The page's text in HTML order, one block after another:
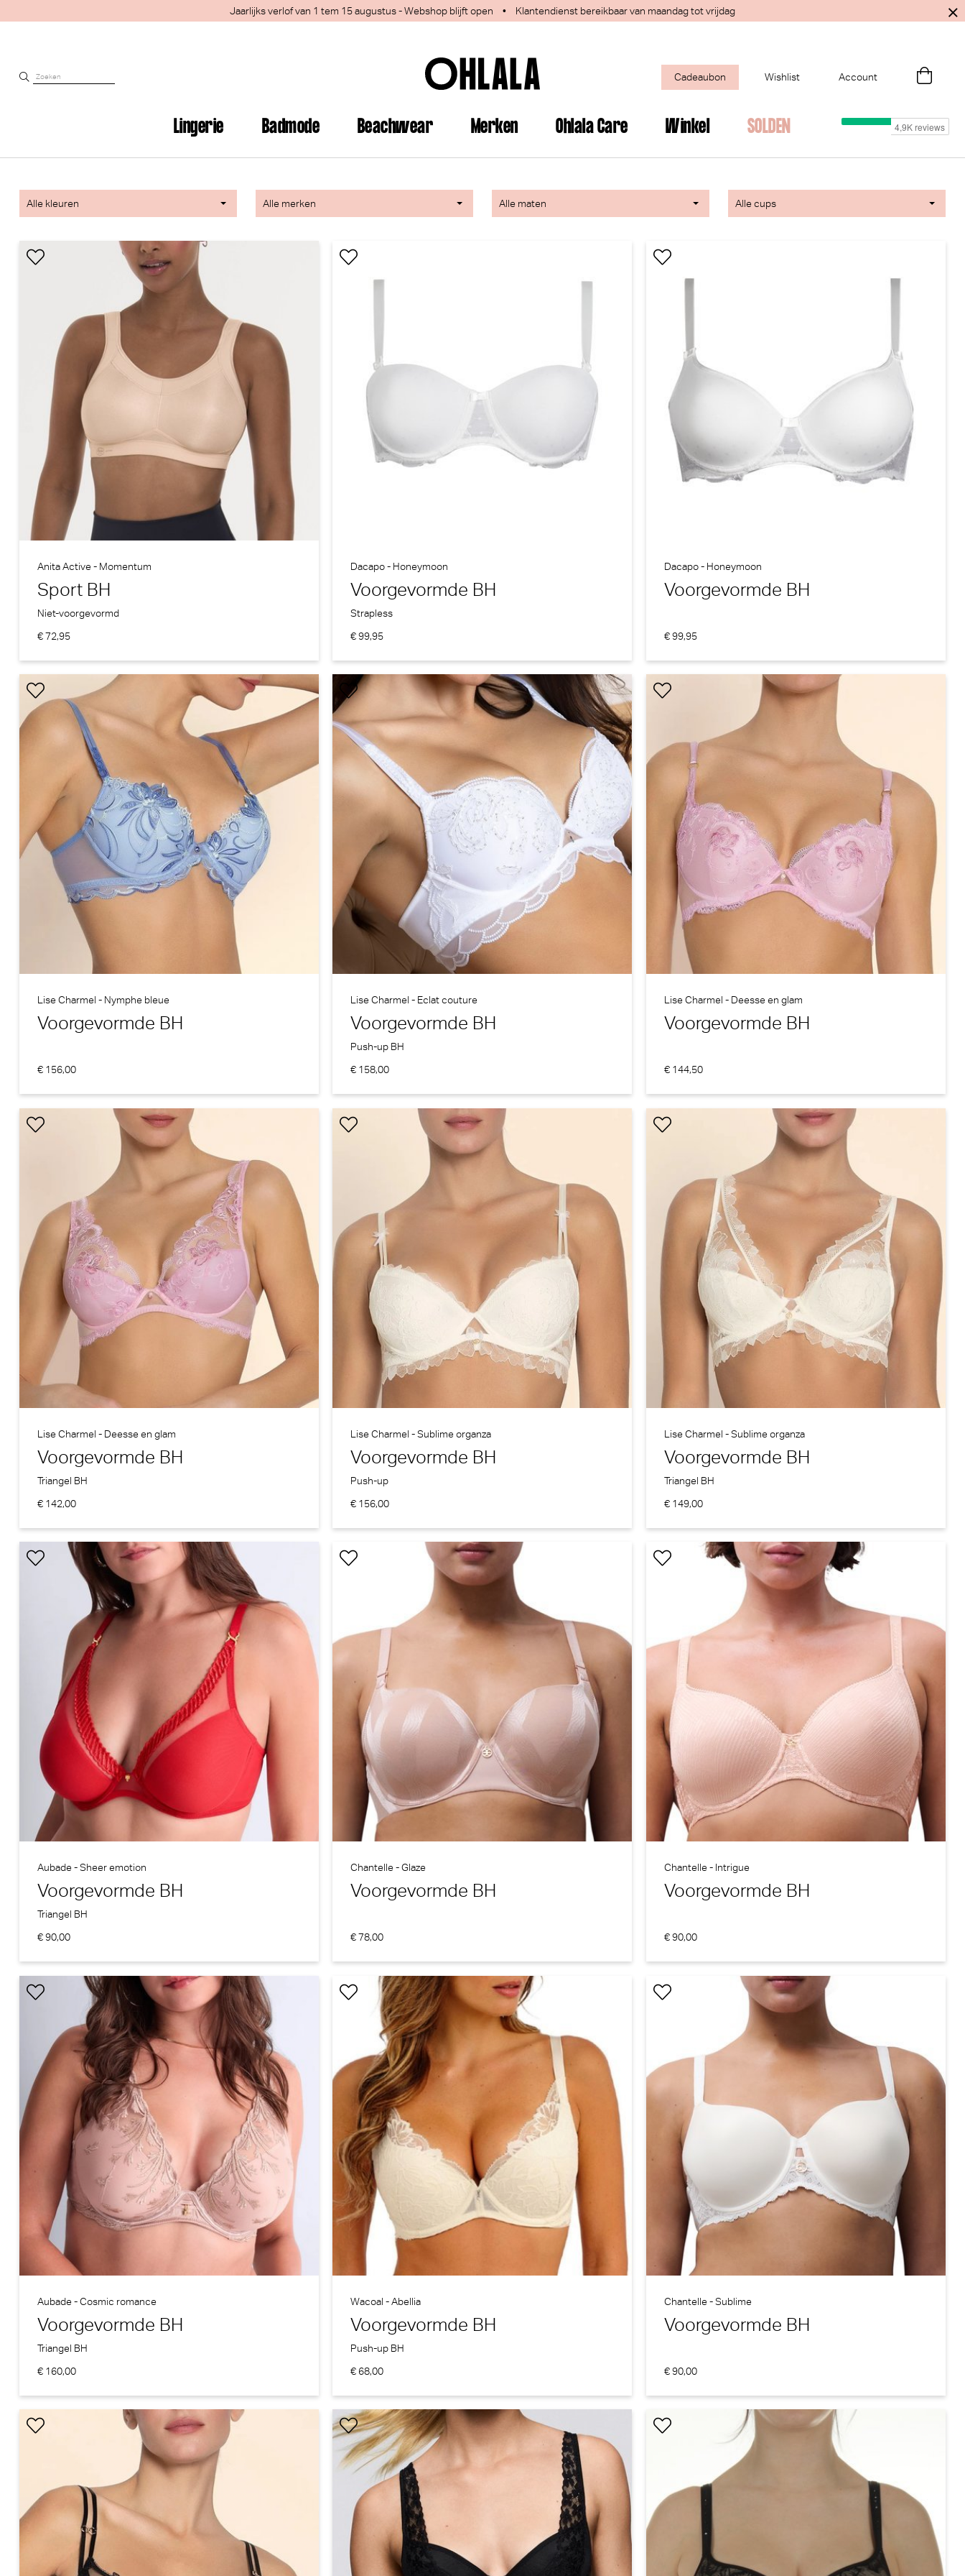
Jaarlijks verlof van 1 tem 15 augustus - Webshop blijft open • Klantendienst bereikbaar van maandag tot vrijdag
Cadeaubon Wishlist Account
Lingerie Badmode Beachwear Merken Ohlala Care Winkel SOLDEN
Alle kleuren Alle merken Alle maten Alle cups
Anita Active - Momentum
Sport BH
Niet-voorgevormd
€ 72,95
Dacapo - Honeymoon
Voorgevormde BH
Strapless
€ 99,95
Dacapo - Honeymoon
Voorgevormde BH
€ 99,95
Lise Charmel - Nymphe bleue
Voorgevormde BH
€ 156,00
Lise Charmel - Eclat couture
Voorgevormde BH
Push-up BH
€ 158,00
Lise Charmel - Deesse en glam
Voorgevormde BH
€ 144,50
Lise Charmel - Deesse en glam
Voorgevormde BH
Triangel BH
€ 142,00
Lise Charmel - Sublime organza
Voorgevormde BH
Push-up
€ 156,00
Lise Charmel - Sublime organza
Voorgevormde BH
Triangel BH
€ 149,00
Aubade - Sheer emotion
Voorgevormde BH
Triangel BH
€ 90,00
Chantelle - Glaze
Voorgevormde BH
€ 78,00
Chantelle - Intrigue
Voorgevormde BH
€ 90,00
Aubade - Cosmic romance
Voorgevormde BH
Triangel BH
€ 160,00
Wacoal - Abellia
Voorgevormde BH
Push-up BH
€ 68,00
Chantelle - Sublime
Voorgevormde BH
€ 90,00